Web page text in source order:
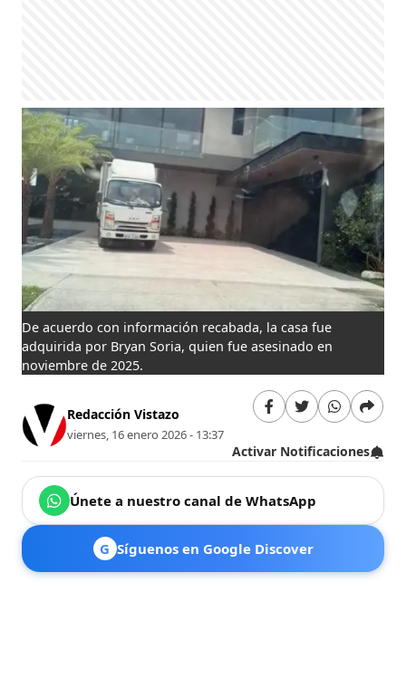
De acuerdo con información recabada, la casa fue
adquirida por Bryan Soria, quien fue asesinado en
noviembre de 2025.
Redacción Vistazo
viernes, 16 enero 2026 - 13:37
Activar Notificaciones
Únete a nuestro canal de WhatsApp
G Síguenos en Google Discover